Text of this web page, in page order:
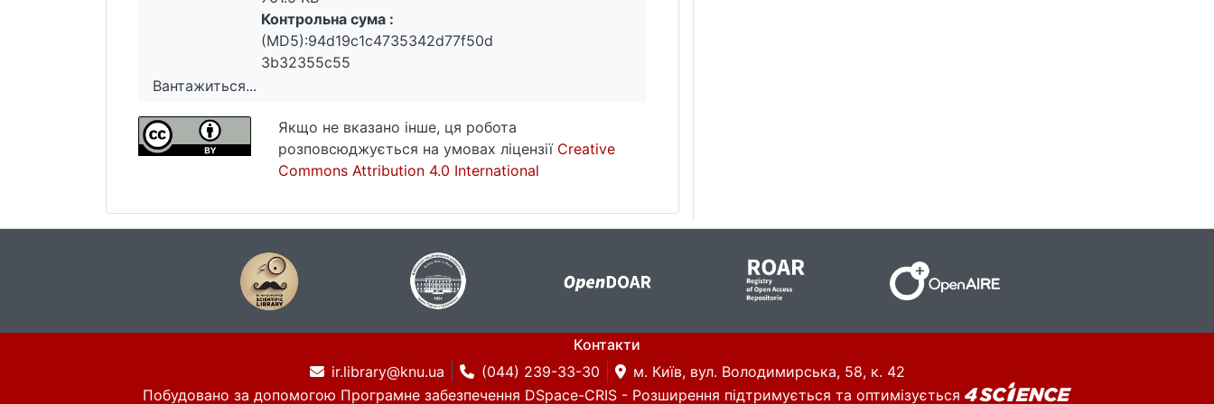
Вантажиться...
Вантажиться...
Контрольна сума :
(MD5):94d19c1c4735342d77f50d
3b32355c55
Якщо не вказано інше, ця робота
розповсюджується на умовах ліцензії Creative
Commons Attribution 4.0 International
Контакти
ir.library@knu.ua
(044) 239-33-30
м. Київ, вул. Володимирська, 58, к. 42
Побудовано за допомогою Програмне забезпечення DSpace-CRIS - Розширення підтримується та оптимізується